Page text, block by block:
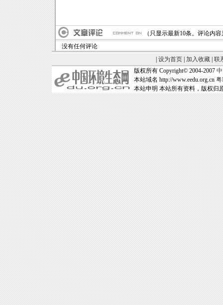
（只显示最新10条。评论内
没有任何评论
设为首页 加入收藏 联
版权所有 Copyright© 2004-2007
本站域名 http://www.eedu.org.cn 粤
本站申明 本站所有资料，版权归